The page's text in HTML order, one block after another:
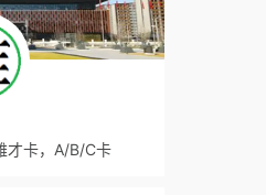
卡，A/B/C卡